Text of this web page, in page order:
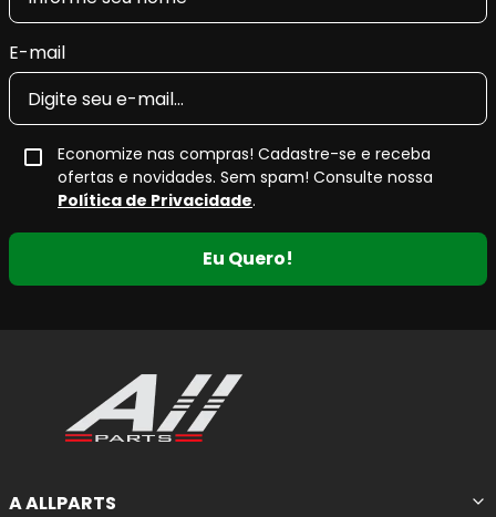
E-mail
Economize nas compras! Cadastre-se e receba
ofertas e novidades. Sem spam! Consulte nossa
Política de Privacidade.
Eu Quero!
A ALLPARTS